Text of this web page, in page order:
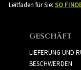
Leitfaden für Sie: SO
GESCHÄFT
LIEFERUNG UND
BESCHWERDEN